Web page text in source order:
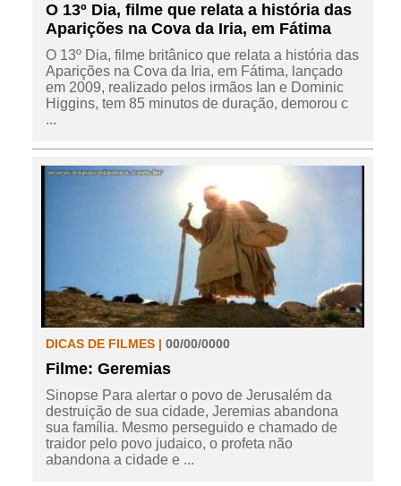
O 13º Dia, filme que relata a história das
Aparições na Cova da Iria, em Fátima
O 13º Dia, filme britânico que relata a história das
Aparições na Cova da Iria, em Fátima, lançado
em 2009, realizado pelos irmãos Ian e Dominic
Higgins, tem 85 minutos de duração, demorou c
...
DICAS DE FILMES | 00/00/0000
Filme: Geremias
Sinopse Para alertar o povo de Jerusalém da
destruição de sua cidade, Jeremias abandona
sua família. Mesmo perseguido e chamado de
traidor pelo povo judaico, o profeta não
abandona a cidade e ...